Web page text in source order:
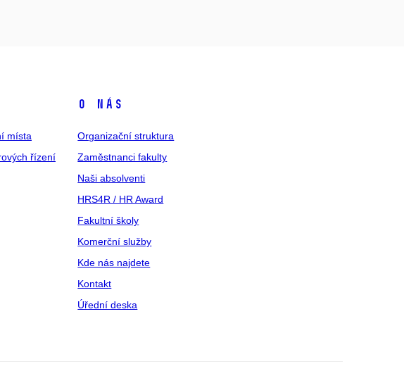
místa
řízení
O nás
Organizační struktura
Zaměstnanci fakulty
Naši absolventi
HRS4R / HR Award
Fakultní školy
Komerční služby
Kde nás najdete
Kontakt
Úřední deska